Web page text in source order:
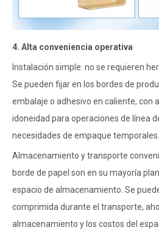
4. Alta conveniencia operativa
Instalación simple: no se requieren
Se pueden fijar en los bordes de
embalaje o adhesivo en caliente, con
idoneidad para operaciones de línea
necesidades de empaque temporales.
Almacenamiento y transporte
borde de papel son en su mayoría
espacio de almacenamiento. Se
comprimida durante el transporte,
almacenamiento y los costos del